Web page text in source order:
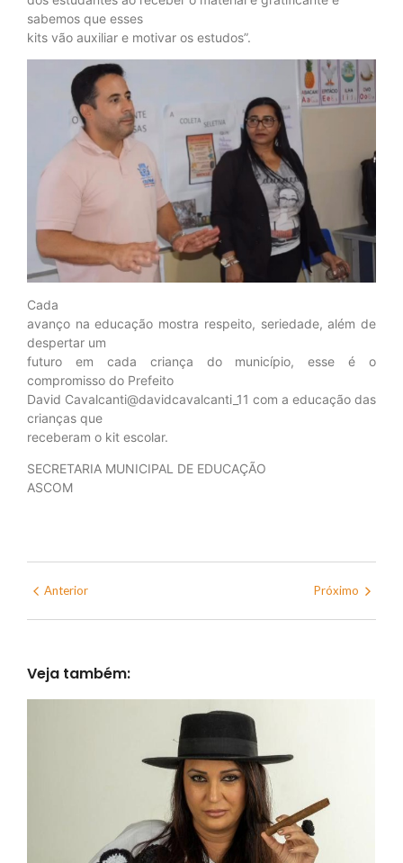
sabemos que esses
kits vão auxiliar e motivar os estudos”.
Cada
avanço na educação mostra respeito, seriedade, além de
despertar um
futuro em cada criança do município, esse é o
compromisso do Prefeito
David Cavalcanti@davidcavalcanti_11 com a educação das
crianças que
receberam o kit escolar.
SECRETARIA MUNICIPAL DE EDUCAÇÃO
ASCOM
Anterior Próximo
Veja também: